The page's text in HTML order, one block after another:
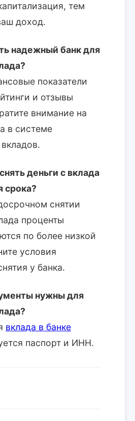
тем
доход.
надежный банк для
показатели
и отзывы
внимание на
в системе
деньги с вклада
срока?
снятии
проценты
по более низкой
условия
у банка.
нужны для
вклада в банке
паспорт и ИНН.